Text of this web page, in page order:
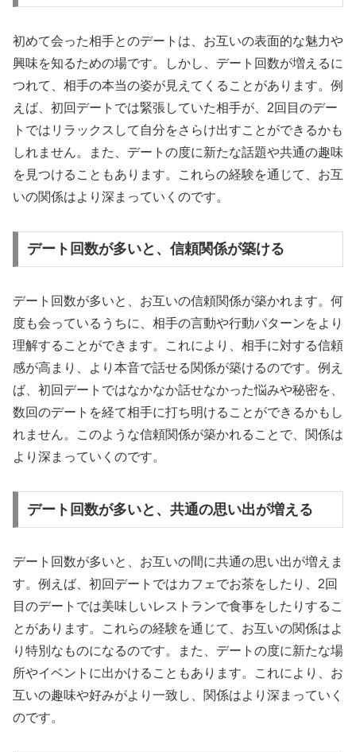
初めて会った相手とのデートは、お互いの表面的な魅力や
興味を知るための場です。しかし、デート回数が増えるに
つれて、相手の本当の姿が見えてくることがあります。例
えば、初回デートでは緊張していた相手が、2回目のデー
トではリラックスして自分をさらけ出すことができるかも
しれません。また、デートの度に新たな話題や共通の趣味
を見つけることもあります。これらの経験を通じて、お互
いの関係はより深まっていくのです。
デート回数が多いと、信頼関係が築ける
デート回数が多いと、お互いの信頼関係が築かれます。何
度も会っているうちに、相手の言動や行動パターンをより
理解することができます。これにより、相手に対する信頼
感が高まり、より本音で話せる関係が築けるのです。例え
ば、初回デートではなかなか話せなかった悩みや秘密を、
数回のデートを経て相手に打ち明けることができるかもし
れません。このような信頼関係が築かれることで、関係は
より深まっていくのです。
デート回数が多いと、共通の思い出が増える
デート回数が多いと、お互いの間に共通の思い出が増えま
す。例えば、初回デートではカフェでお茶をしたり、2回
目のデートでは美味しいレストランで食事をしたりするこ
とがあります。これらの経験を通じて、お互いの関係はよ
り特別なものになるのです。また、デートの度に新たな場
所やイベントに出かけることもあります。これにより、お
互いの趣味や好みがより一致し、関係はより深まっていく
のです。